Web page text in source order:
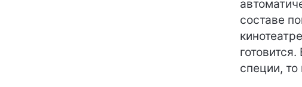
составе
специи,